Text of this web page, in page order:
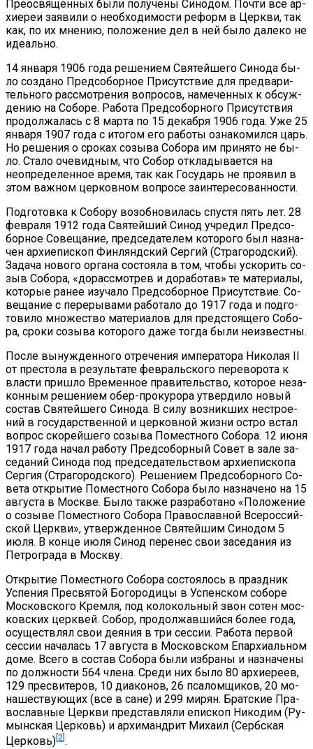
Прео­свя­щен­ных бы­ли по­лу­че­ны Си­но­дом. По­чти все ар­
хи­ереи за­яви­ли о необ­хо­ди­мо­сти ре­форм в Церк­ви, так
как, по их мне­нию, по­ло­же­ние дел в ней бы­ло да­ле­ко не
иде­аль­но.
14 ян­ва­ря 1906 го­да ре­ше­ни­ем Свя­тей­ше­го Си­но­да бы­
ло со­зда­но Пред­со­бор­ное При­сут­ствие для пред­ва­ри­
тель­но­го рас­смот­ре­ния во­про­сов, на­ме­чен­ных к об­суж­
де­нию на Со­бо­ре. Ра­бо­та Пред­со­бор­но­го При­сут­ствия
про­дол­жа­лась с 8 мар­та по 15 де­каб­ря 1906 го­да. Уже 25
ян­ва­ря 1907 го­да с ито­гом его ра­бо­ты озна­ко­мил­ся царь.
Но ре­ше­ния о сро­ках со­зы­ва Со­бо­ра им при­ня­то не бы­
ло. Ста­ло оче­вид­ным, что Со­бор от­кла­ды­ва­ет­ся на
неопре­де­лен­ное вре­мя, так как Го­су­дарь не про­явил в
этом важ­ном цер­ков­ном во­про­се за­ин­те­ре­со­ван­но­сти.
Под­го­тов­ка к Со­бо­ру воз­об­но­ви­лась спу­стя пять лет. 28
фев­ра­ля 1912 го­да Свя­тей­ший Си­нод учре­дил Пред­со­
бор­ное Со­ве­ща­ние, пред­се­да­те­лем ко­то­ро­го был на­зна­
чен ар­хи­епи­скоп Фин­лянд­ский Сер­гий (Стра­го­род­ский).
За­да­ча но­во­го ор­га­на со­сто­я­ла в том, чтобы уско­рить со­
зыв Со­бо­ра, «до­рас­смот­рев и до­ра­бо­тав» те ма­те­ри­а­лы,
ко­то­рые ра­нее изу­ча­ло Пред­со­бор­ное При­сут­ствие. Со­
ве­ща­ние с пе­ре­ры­ва­ми ра­бо­та­ло до 1917 го­да и под­го­
то­ви­ло мно­же­ство ма­те­ри­а­лов для пред­сто­я­ще­го Со­бо­
ра, сро­ки со­зы­ва ко­то­ро­го да­же то­гда бы­ли неиз­вест­ны.
По­сле вы­нуж­ден­но­го от­ре­че­ния им­пе­ра­то­ра Ни­ко­лая II
от пре­сто­ла в ре­зуль­та­те фев­раль­ско­го пе­ре­во­ро­та к
вла­сти при­шло Вре­мен­ное пра­ви­тель­ство, ко­то­рое неза­
кон­ным ре­ше­ни­ем обер-про­ку­ро­ра утвер­ди­ло но­вый
со­став Свя­тей­ше­го Си­но­да. В си­лу воз­ник­ших нестро­е­
ний в го­судар­ствен­ной и цер­ков­ной жиз­ни ост­ро встал
во­прос ско­рей­ше­го со­зы­ва По­мест­но­го Со­бо­ра. 12 июня
1917 го­да на­чал ра­бо­ту Пред­со­бор­ный Со­вет в за­ле за­
се­да­ний Си­но­да под пред­се­да­тель­ством ар­хи­епи­ско­па
Сер­гия (Стра­го­род­ско­го). Ре­ше­ни­ем Пред­со­бор­но­го Со­
ве­та от­кры­тие По­мест­но­го Со­бо­ра бы­ло на­зна­че­но на 15
ав­гу­ста в Москве. Бы­ло так­же раз­ра­бо­та­но «По­ло­же­ние
о со­зы­ве По­мест­но­го Со­бо­ра Пра­во­слав­ной Все­рос­сий­
ской Церк­ви», утвер­жден­ное Свя­тей­шим Си­но­дом 5
июля. В кон­це июля Си­нод пе­ре­нес свои за­се­да­ния из
Пет­ро­гра­да в Моск­ву.
От­кры­тие По­мест­но­го Со­бо­ра со­сто­я­лось в празд­ник
Успе­ния Пре­свя­той Бо­го­ро­ди­цы в Успен­ском со­бо­ре
Мос­ков­ско­го Крем­ля, под ко­ло­коль­ный звон со­тен мос­
ков­ских церк­вей. Со­бор, про­дол­жав­ший­ся бо­лее го­да,
осу­ществ­лял свои де­я­ния в три сес­сии. Ра­бо­та пер­вой
сес­сии на­ча­лась 17 ав­гу­ста в Мос­ков­ском Епар­хи­аль­ном
до­ме. Все­го в со­став Со­бо­ра бы­ли из­бра­ны и на­зна­че­ны
по долж­но­сти 564 чле­на. Сре­ди них бы­ло 80 ар­хи­ере­ев,
129 пре­сви­те­ров, 10 диа­ко­нов, 26 пса­лом­щи­ков, 20 мо­
на­ше­ству­ю­щих (все в сане) и 299 ми­рян. Брат­ские Пра­
во­слав­ные Церк­ви пред­став­ля­ли епи­скоп Ни­ко­дим (Ру­
мын­ская Цер­ковь) и ар­хи­манд­рит Ми­ха­ил (Серб­ская
Цер­ковь) [2] .